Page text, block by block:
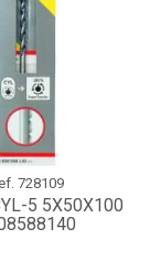
728109
5 5X50X100